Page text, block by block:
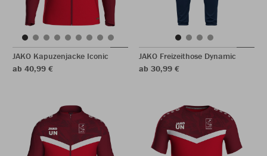
JAKO Kapuzenjacke Iconic
ab 40,99 €
JAKO Freizeithose Dynamic
ab 30,99 €